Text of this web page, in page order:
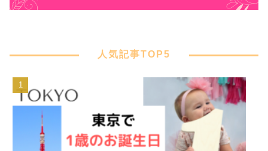
人気記事TOP5